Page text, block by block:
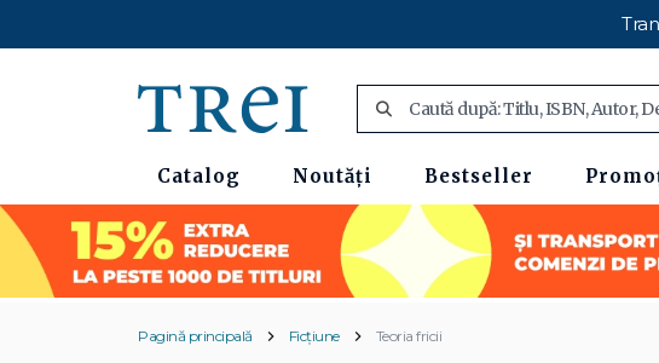
Catalog Noutăți Bestseller
Pagină principală Ficțiune Teoria fricii